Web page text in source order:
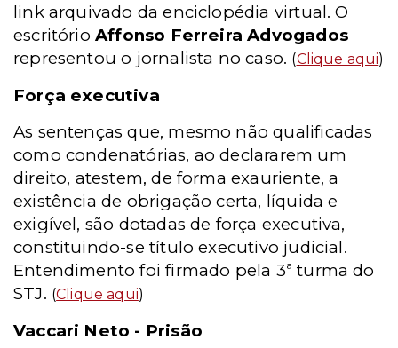
link arquivado da enciclopédia virtual. O
escritórioAffonso Ferreira Advogados
representou o jornalista no caso. (Clique aqui)
Força executiva
As sentenças que, mesmo não qualificadas
como condenatórias, ao declararem um
direito, atestem, de forma exauriente, a
existência de obrigação certa, líquida e
exigível, são dotadas de força executiva,
constituindo-se título executivo judicial.
Entendimento foi firmado pela 3ª turma do
STJ. (Clique aqui)
Vaccari Neto - Prisão